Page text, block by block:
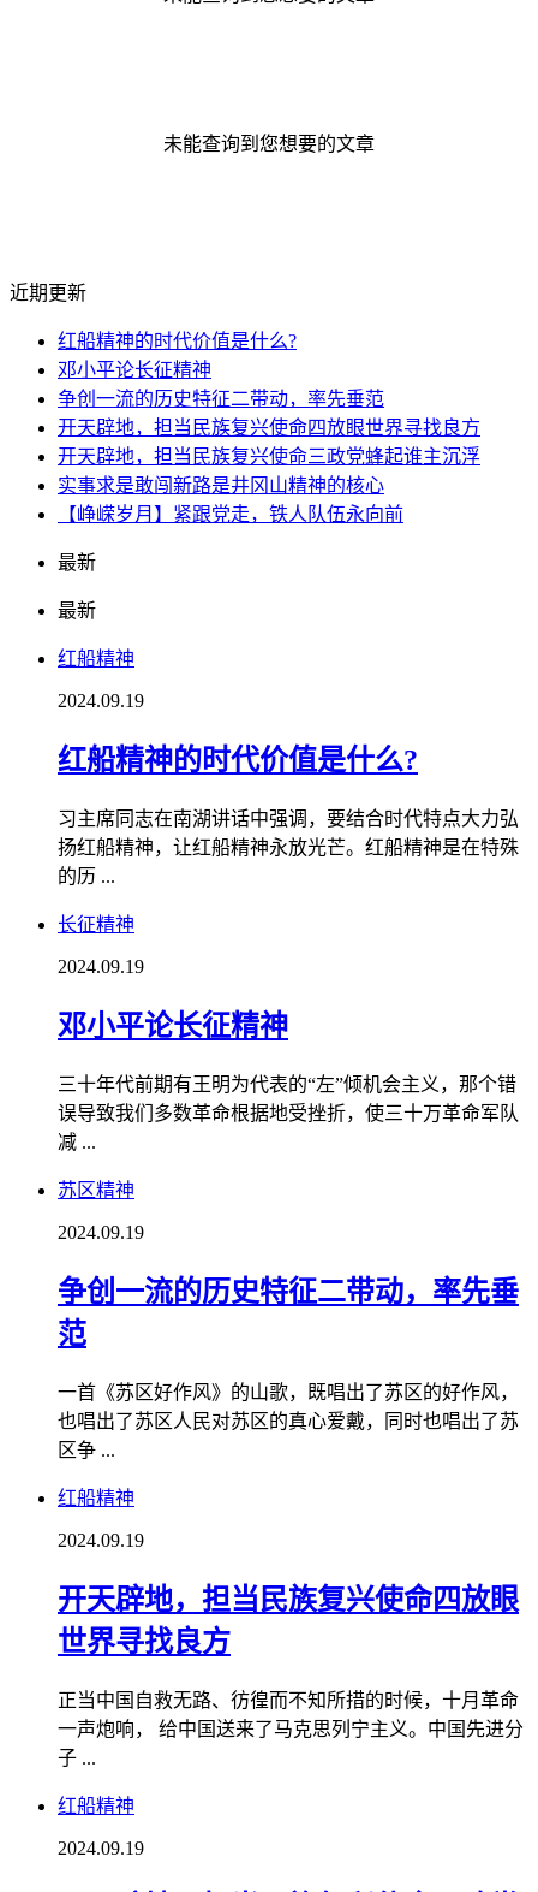
未能查询到您想要的文章
近期更新
红船精神的时代价值是什么?
邓小平论长征精神
争创一流的历史特征二带动，率先垂范
开天辟地，担当民族复兴使命四放眼世界寻找良方
开天辟地，担当民族复兴使命三政党蜂起谁主沉浮
实事求是敢闯新路是井冈山精神的核心
【峥嵘岁月】紧跟党走，铁人队伍永向前
最新
最新
红船精神
2024.09.19
红船精神的时代价值是什么?
习主席同志在南湖讲话中强调，要结合时代特点大力弘
扬红船精神，让红船精神永放光芒。红船精神是在特殊
的历 ...
长征精神
2024.09.19
邓小平论长征精神
三十年代前期有王明为代表的“左”倾机会主义，那个错
误导致我们多数革命根据地受挫折，使三十万革命军队
减 ...
苏区精神
2024.09.19
争创一流的历史特征二带动，率先垂
范
一首《苏区好作风》的山歌，既唱出了苏区的好作风，
也唱出了苏区人民对苏区的真心爱戴，同时也唱出了苏
区争 ...
红船精神
2024.09.19
开天辟地，担当民族复兴使命四放眼
世界寻找良方
正当中国自救无路、彷徨而不知所措的时候，十月革命
一声炮响， 给中国送来了马克思列宁主义。中国先进分
子 ...
红船精神
2024.09.19